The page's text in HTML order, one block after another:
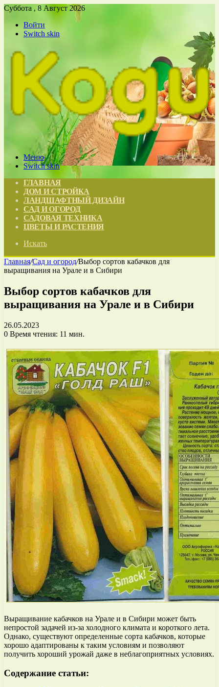
Суббота , 8 Август 2026
Войти
Switch skin
Меню
Switch skin
ГЛАВНАЯ
ДОМ И СТРОЙКА
ЛАНДШАФТНЫЙ ДИЗАЙН
САД И ОГОРОД
САДОВАЯ ТЕХНИКА
ЦВЕТЫ И РАСТЕНИЯ
Искать
Главная/Сад и огород/Выбор сортов кабачков для
выращивания на Урале и в Сибири
Выбор сортов кабачков для
выращивания на Урале и в Сибири
26.05.2023
0 Время чтения: 11 мин.
Выращивание кабачков на Урале и в Сибири может быть
непростой задачей из-за холодного климата и короткого лета.
Однако, существуют определенные сорта кабачков, которые
хорошо адаптированы к таким условиям и позволяют
получить хороший урожай даже в неблагоприятных условиях.
Содержание статьи: